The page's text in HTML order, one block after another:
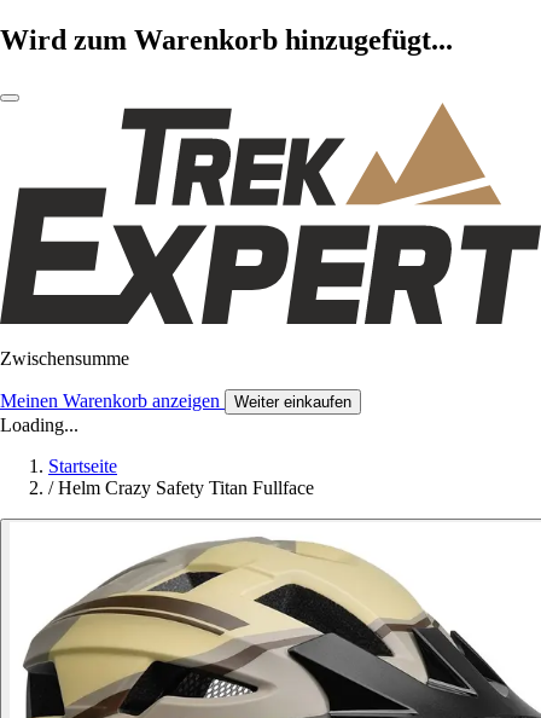
Wird zum Warenkorb hinzugefügt...
Zwischensumme
Meinen Warenkorb anzeigen Weiter einkaufen
Loading...
Startseite
/ Helm Crazy Safety Titan Fullface